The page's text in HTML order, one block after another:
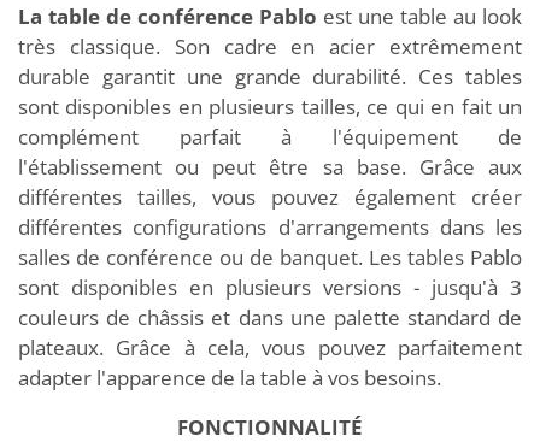
La table de conférence Pablo est une table au look
très classique. Son cadre en acier extrêmement
durable garantit une grande durabilité. Ces tables
sont disponibles en plusieurs tailles, ce qui en fait un
complément parfait à l'équipement de
l'établissement ou peut être sa base. Grâce aux
différentes tailles, vous pouvez également créer
différentes configurations d'arrangements dans les
salles de conférence ou de banquet. Les tables Pablo
sont disponibles en plusieurs versions - jusqu'à 3
couleurs de châssis et dans une palette standard de
plateaux. Grâce à cela, vous pouvez parfaitement
adapter l'apparence de la table à vos besoins.
FONCTIONNALITÉ